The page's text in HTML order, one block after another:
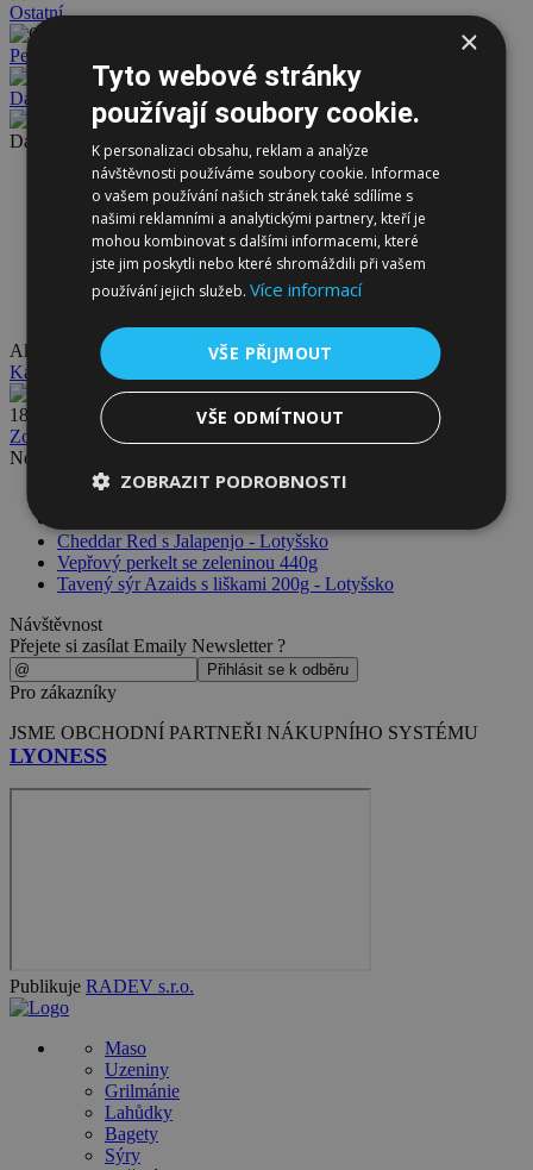
Ostatní
Pečivo
Dárkové poukazy
Další informace
Příběh firmy Radev
Výroba uzenin
Denní menu
Vyzrálé/stařené hovězí
Letní GRILMÁNIE
Fotogalerie
Akce
Kachní čtvrtky
182,85 CZK
Zobrazit všechny akce ...
Novinky
Cheddar Red s Jalapenjo - Lotyšsko
Vepřový perkelt se zeleninou 440g
Tavený sýr Azaids s liškami 200g - Lotyšsko
Návštěvnost
Přejete si zasílat Emaily Newsletter ?
Pro zákazníky
JSME OBCHODNÍ PARTNEŘI NÁKUPNÍHO SYSTÉMU
LYONESS
Publikuje RADEV s.r.o.
Maso
Uzeniny
Grilmánie
Lahůdky
Bagety
Sýry
×
Tyto webové stránky
používají soubory cookie.
K personalizaci obsahu, reklam a analýze
návštěvnosti používáme soubory cookie. Informace
o vašem používání našich stránek také sdílíme s
našimi reklamními a analytickými partnery, kteří je
mohou kombinovat s dalšími informacemi, které
jste jim poskytli nebo které shromáždili při vašem
používání jejich služeb.Více informací
VŠE PŘIJMOUT
VŠE ODMÍTNOUT
ZOBRAZIT PODROBNOSTI